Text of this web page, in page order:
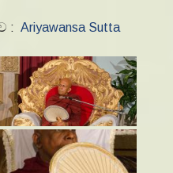
: Ariyawansa Sutta